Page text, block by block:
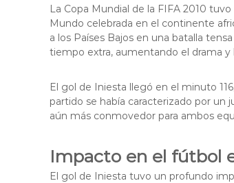
La Copa Mundial de la FIFA 2010
Mundo celebrada en el continente
a los Países Bajos en una batalla
tiempo extra, aumentando el drama y
El gol de Iniesta llegó en el minuto
partido se había caracterizado por un
aún más conmovedor para ambos
Impacto en el fútbol
El gol de Iniesta tuvo un profundo